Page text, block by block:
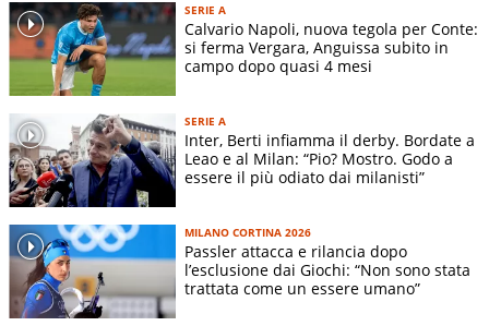
SERIE A
Calvario Napoli, nuova tegola per Conte:
si ferma Vergara, Anguissa subito in
campo dopo quasi 4 mesi
SERIE A
Inter, Berti infiamma il derby. Bordate a
Leao e al Milan: “Pio? Mostro. Godo a
essere il più odiato dai milanisti”
MILANO CORTINA 2026
Passler attacca e rilancia dopo
l’esclusione dai Giochi: “Non sono stata
trattata come un essere umano”